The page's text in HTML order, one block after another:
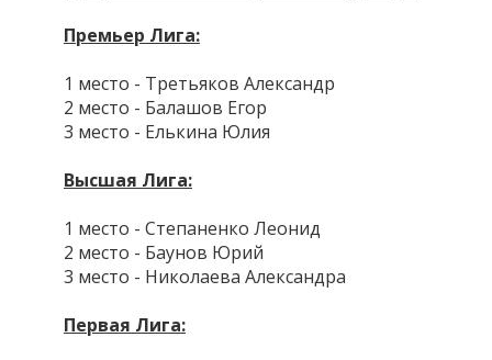
Премьер Лига:
1 место - Третьяков Александр
2 место - Балашов Егор
3 место - Елькина Юлия
Высшая Лига:
1 место - Степаненко Леонид
2 место - Баунов Юрий
3 место - Николаева Александра
Первая Лига: